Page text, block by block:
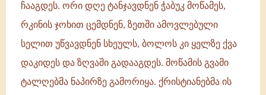
ჩააგდეს. ორი დღე ტანჯავდნენ ჭაბუკ მოწამეს,
რკინის ჯოხით ცემდნენ, ზეთში ამოვლებული
სელით უწვავდნენ სხეულს, ბოლოს კი ყელზე ქვა
დაკიდეს და ზღვაში გადააგდეს. მოწამის გვამი
ტალღებმა ნაპირზე გამორიყა. ქრისტიანებმა ის